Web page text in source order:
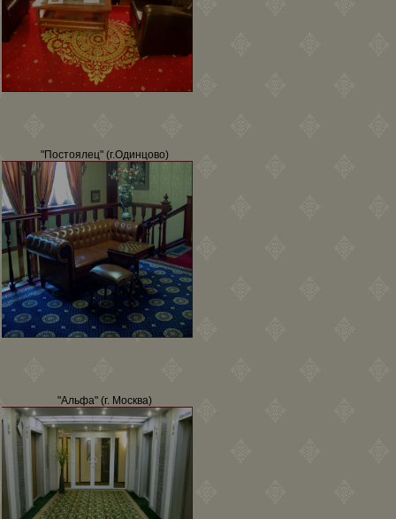
"Постоялец" (г.Одинцово)
"Альфа" (г. Москва)